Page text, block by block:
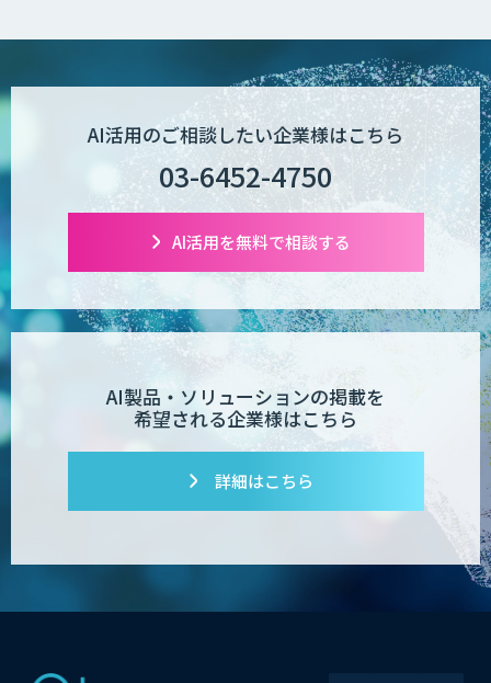
Sakura TALK
Service Cloud Einstein
QuickSummary2.0
コンタクトセンター向け応対支援サービ
AI活用のご相談したい企業様はこちら
03-6452-4750
AI活用を無料で相談する
AI製品・ソリューションの掲載を
希望される企業様はこちら
詳細はこちら